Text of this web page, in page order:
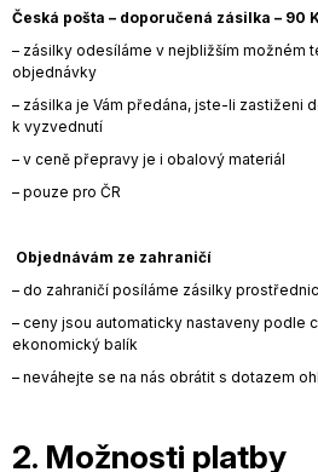
Česká pošta – doporučená zásilka – 90
– zásilky odesíláme v nejbližším možném
objednávky
– zásilka je Vám předána, jste-li zastiženi
k vyzvednutí
– v ceně přepravy je i obalový materiál
– pouze pro ČR
Objednávám ze zahraničí
– do zahraničí posíláme zásilky
– ceny jsou automaticky nastaveny podle
ekonomický balík
– neváhejte se na nás obrátit s dotazem
2. Možnosti platby
o
r
u
č
u
e
m
PŘEDPLATNÉ
WEBU
MĚSÍC
Kč